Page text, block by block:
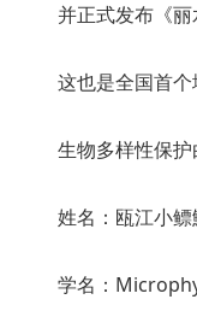
并正式发布《丽
这也是全国首个
生物多样性保护
姓名：瓯江小鳔
学名：